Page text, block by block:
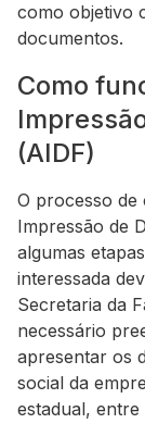
como objetivo
documentos.
Como
(AIDF)
O processo
Impressão de
algumas
interessada
Secretaria da
necessário
apresentar os
social da
estadual,